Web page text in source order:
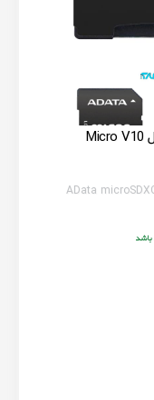
کارت حافظه microSDXC ای دیتا مدل Micro V10
AData